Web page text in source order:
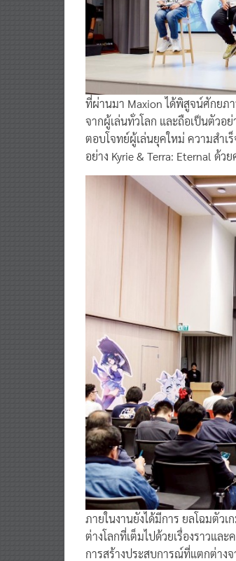
ที่ผ่านมา Maxion ได้พิสูจน์ศักยภา
จากผู้เล่นทั่วโลก และถือเป็นตัวอ
ตอบโจทย์ผู้เล่นยุคใหม่ ความสำเ
อย่าง Kyrie & Terra: Eternal ด้ว
ภายในงานยังได้มีการ ยลโฉมตัว
ต่างโลกที่เต็มไปด้วยเรื่องราวแ
การสร้างประสบการณ์ที่แตกต่างจ